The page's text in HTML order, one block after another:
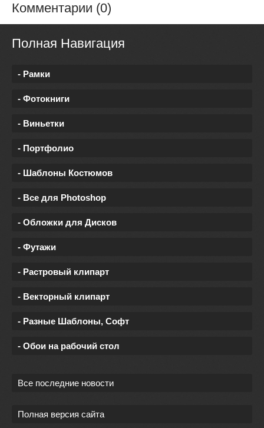
Комментарии (0)
Полная Навигация
- Рамки
- Фотокниги
- Виньетки
- Портфолио
- Шаблоны Костюмов
- Все для Photoshop
- Обложки для Дисков
- Футажи
- Растровый клипарт
- Векторный клипарт
- Разные Шаблоны, Софт
- Обои на рабочий стол
Все последние новости
Полная версия сайта